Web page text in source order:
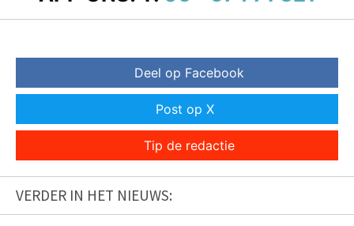
Deel op Facebook
Post op X
Tip de redactie
VERDER IN HET NIEUWS: